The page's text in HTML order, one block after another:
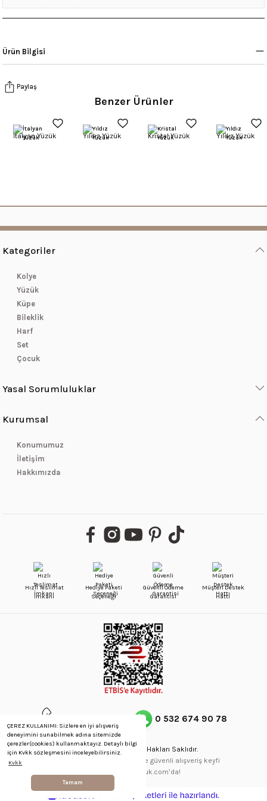
ÇEREZ KULLANIMI: Sizlere en iyi alışveriş
deneyimini sunabilmek adına sitemizde
çerezler(cookies) kullanmaktayız. Detaylı bilgi
için Kvkk sözleşmesini inceleyebilirsiniz.
Kvkk
Tamam
Ürün Bilgisi
Paylaş
Benzer Ürünler
İtalyan Yüzük Yıldız Yüzük Kristal Yüzük Yıldız Yüzük
Kategoriler
Kolye
Yüzük
Küpe
Bileklik
Harf
Set
Çocuk
Yasal Sorumluluklar
Kurumsal
Konumumuz
İletişim
Hakkımızda
Hızlı Teslimat
İmkanı
Hediye Paketi
Seçeneği
Güvenli Ödeme
Garantisi
Müşteri Destek
Hattı
Copyright © 2023 - Tüm Hakları Saklıdır.
256Bit SSL Sertifikası ve 3D ile güvenli alışveriş keyfi
gennaskuyumculuk.com’da!
0 532 674 90 78
e-